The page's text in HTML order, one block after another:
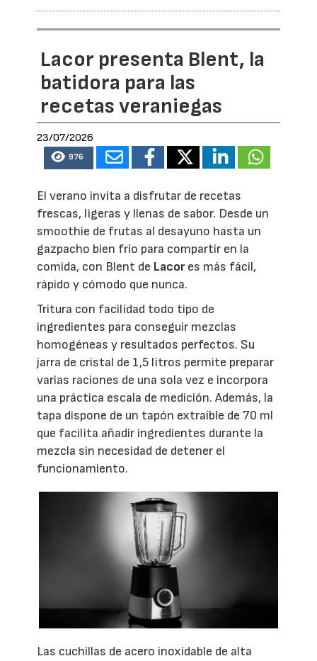
Lacor presenta Blent, la
batidora para las
recetas veraniegas
23/07/2026
976
El verano invita a disfrutar de recetas
frescas, ligeras y llenas de sabor. Desde un
smoothie de frutas al desayuno hasta un
gazpacho bien frío para compartir en la
comida, con Blent de Lacores más fácil,
rápido y cómodo que nunca.
Tritura con facilidad todo tipo de
ingredientes para conseguir mezclas
homogéneas y resultados perfectos. Su
jarra de cristal de 1,5 litros permite preparar
varias raciones de una sola vez e incorpora
una práctica escala de medición. Además, la
tapa dispone de un tapón extraíble de 70 ml
que facilita añadir ingredientes durante la
mezcla sin necesidad de detener el
funcionamiento.
Las cuchillas de acero inoxidable de alta